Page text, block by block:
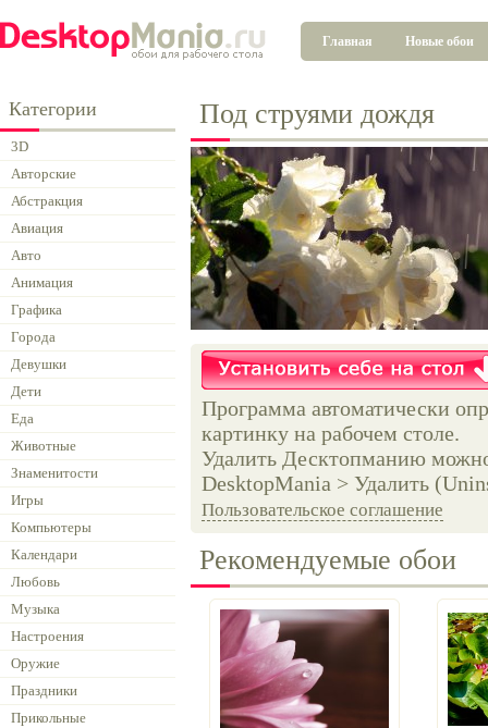
Главная Новые обои
Категории
3D
Авторские
Абстракция
Авиация
Авто
Анимация
Графика
Города
Девушки
Дети
Еда
Животные
Знаменитости
Игры
Компьютеры
Календари
Любовь
Музыка
Настроения
Оружие
Праздники
Прикольные
Под струями дождя
Программа автоматически
картинку на рабочем столе.
Удалить Десктопманию
DesktopMania > Удалить
Пользовательское соглашение
Рекомендуемые обои